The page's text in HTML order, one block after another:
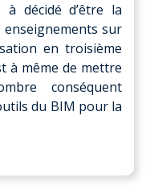
à décidé d’être la
enseignements sur
en troisième
à même de mettre
conséquent
du BIM pour la